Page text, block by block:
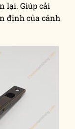
lại. Giúp cải
định của cánh